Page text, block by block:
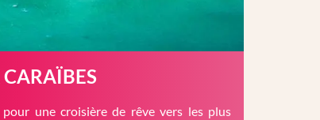
CARAÏBES
une croisière de rêve vers les plus